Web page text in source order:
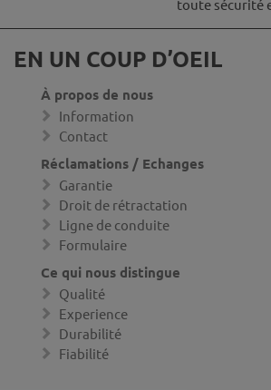
toute sécurité
EN UN COUP D’OEIL
À propos de nous
Information
Contact
Réclamations / Echanges
Garantie
Droit de rétractation
Ligne de conduite
Formulaire
Ce qui nous distingue
Qualité
Experience
Durabilité
Fiabilité